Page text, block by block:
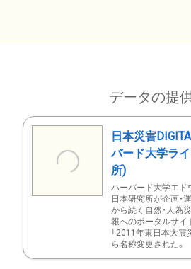
データの提
日本災害
バード大学ラ
所)
ハーバード大学エド
日本研究所が企画・
から続く自然・人為
報へのポータルサイ
「2011年東日本大震
ら名称変更された。